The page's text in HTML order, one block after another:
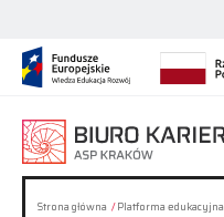
Strona główna Platforma edukacyjna